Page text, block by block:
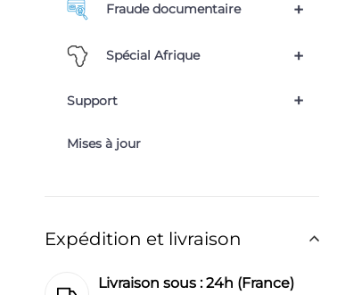
+
Fraude documentaire
+
Spécial Afrique
+
Support
Mises à jour
Expédition et livraison
Livraison sous : 24h (France)